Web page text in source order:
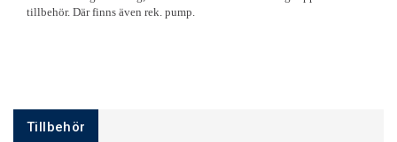
tillbehör. Där finns även rek. pump.
Tillbehör